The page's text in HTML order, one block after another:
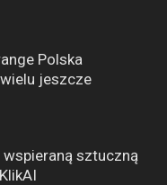
Polska
jeszcze
sztuczną